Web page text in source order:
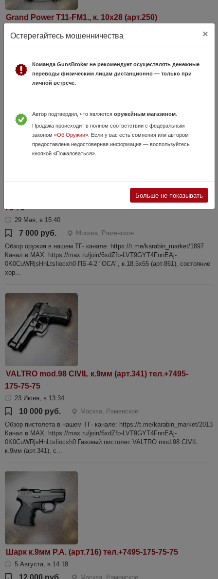
Grand Power T11-FM1., к. 10х28 (арт.250)
19 Июня, в 15:08
Обзор оружия в нашем ТГ- канале: https://t.me/karabin_market/1903
Канал в МАХ: https://max.ru/join/6xdZfb-LVT9GYT4FnnEAj-
0K0CuWRjsHnLtsIiocxh0 Травматический пистолет Grand Power T11-
ПБ-4-2 "ОСА", к.18,5х55 (арт.861) тел.+7495-175-
75-75
29 Мая, в 15:40
7 000 руб.
Москва, Раменское
Обзор оружия в нашем ТГ- канале: https://t.me/karabin_market/1897
Канал в МАХ: https://max.ru/join/6xdZfb-LVT9GYT4FnnEAj-
0K0CuWRjsHnLtsIiocxh0 ПБ-4-2 "ОСА", к.18,5х55 (арт.861), состояние
хор...
VALTRO mod.98 CIVIL к.9мм (арт.341) тел.+7495-
175-75-75
23 Июня, в 13:34
10 000 руб.
Москва, Раменское
Обзор пистолета в нашем ТГ- канале: https://t.me/karabin_market/2013
Канал в МАХ: https://max.ru/join/6xdZfb-LVT9GYT4FnnEAj-
0K0CuWRjsHnLtsIiocxh0 Газовый пистолет VALTRO mod.98 CIVIL
к.9мм (арт.341), с...
Шарк к.9мм Р.А. (арт.716) тел.+7495-175-75-75
5 Августа, в 14:18
12 000 руб. Москва, Раменское
Остерегайтесь мошенничества ×
Команда GunsBroker не рекомендует осуществлять денежные
переводы физическим лицам дистанционно — только при
личной встрече.
Автор подтвердил, что является оружейным магазином.
Продажа происходит в полном соответствии с федеральным
законом «Об Оружии». Если у вас есть сомнения или автором
предоставлена недостоверная информация — воспользуйтесь
кнопкой «Пожаловаться».
Больше не показывать